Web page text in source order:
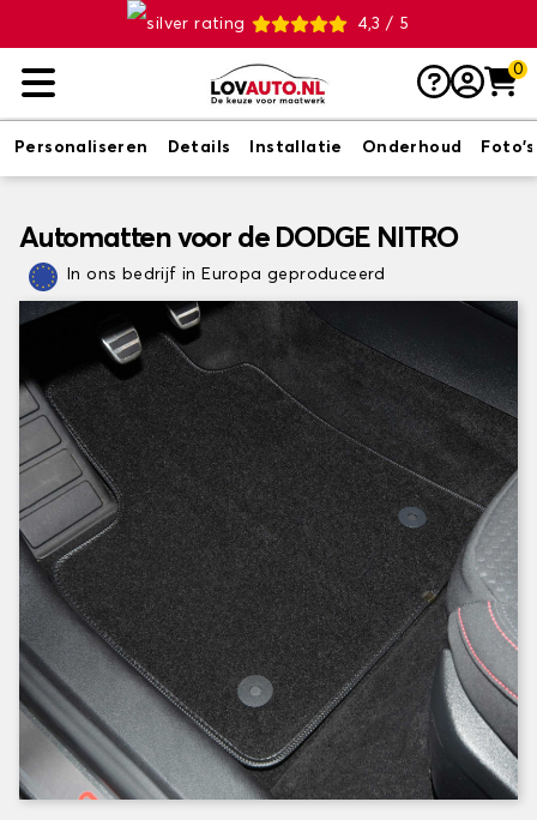
4,3 / 5
0
Personaliseren Details Installatie Onderhoud Foto's
Automatten voor de DODGE NITRO
In ons bedrijf in Europa geproduceerd